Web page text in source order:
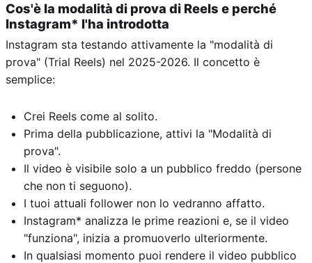
Cos'è la modalità di prova di Reels e perché
Instagram* l'ha introdotta
Instagram sta testando attivamente la "modalità di
prova" (Trial Reels) nel 2025-2026. Il concetto è
semplice:
Crei Reels come al solito.
Prima della pubblicazione, attivi la "Modalità di
prova".
Il video è visibile solo a un pubblico freddo (persone
che non ti seguono).
I tuoi attuali follower non lo vedranno affatto.
Instagram* analizza le prime reazioni e, se il video
"funziona", inizia a promuoverlo ulteriormente.
In qualsiasi momento puoi rendere il video pubblico